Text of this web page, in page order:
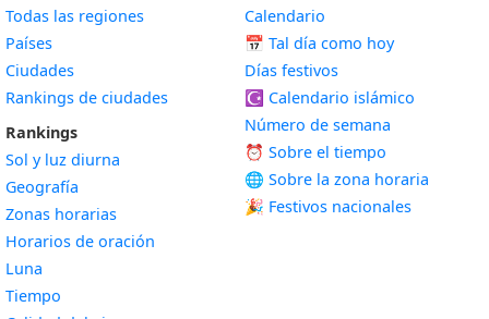
Todas las regiones
Países
Ciudades
Rankings de ciudades
Rankings
Sol y luz diurna
Geografía
Zonas horarias
Horarios de oración
Luna
Tiempo
Calendario
📅 Tal día como hoy
Días festivos
☪️ Calendario islámico
Número de semana
⏰ Sobre el tiempo
🌐 Sobre la zona horaria
🎉 Festivos nacionales